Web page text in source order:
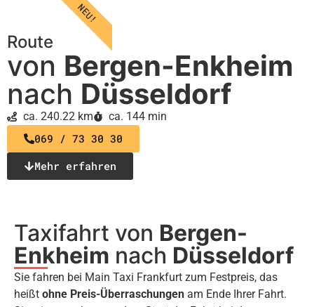
Route
von Bergen-Enkheim
nach Düsseldorf
ca. 240.22 km ca. 144 min
069 / 73 30 30
Mehr erfahren
NEU!
Taxifahrt von Bergen-
Enkheim nach Düsseldorf
Sie fahren bei Main Taxi Frankfurt zum Festpreis, das
heißt ohne Preis-Überraschungen am Ende Ihrer Fahrt.